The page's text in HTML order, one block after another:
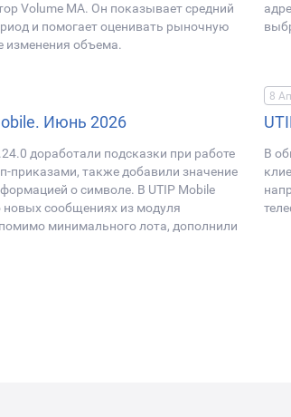
Volume MA. Он показывает средний
и помогает оценивать рыночную
изменения объема.
Июнь 2026
доработали подсказки при работе
приказами, также добавили значение
о символе. В UTIP Mobile
сообщениях из модуля
минимального лота, дополнили
8
В